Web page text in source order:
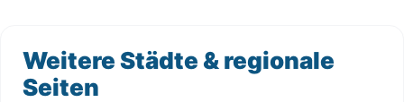
Weitere Städte & regionale
Seiten